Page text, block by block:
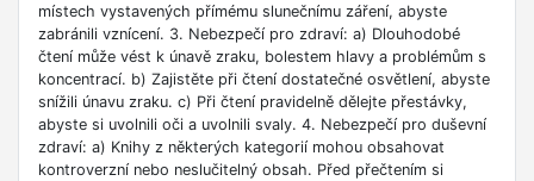
místech vystavených přímému slunečnímu záření, abyste
zabránili vznícení. 3. Nebezpečí pro zdraví: a) Dlouhodobé
čtení může vést k únavě zraku, bolestem hlavy a problémům s
koncentrací. b) Zajistěte při čtení dostatečné osvětlení, abyste
snížili únavu zraku. c) Při čtení pravidelně dělejte přestávky,
abyste si uvolnili oči a uvolnili svaly. 4. Nebezpečí pro duševní
zdraví: a) Knihy z některých kategorií mohou obsahovat
kontroverzní nebo neslučitelný obsah. Před přečtením si